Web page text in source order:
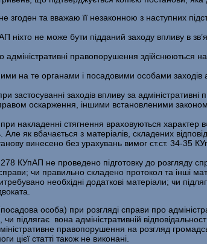
згоден та вважаю її незаконною з наступних
ніхто не може бути підданий заходу впливу в
правопорушення здійснюються
на те органами і посадовими особами заходів
застосуванні заходів впливу за
оскарження, іншими встановленими
накладенні стягнення враховуються
Але як вбачається з матеріалів, складених
винесено без урахувань вимог ст.ст. 34-35
КУпАП не проведено підготовку до розгляду
чи правильно складено протокол та інші
необхідні додаткові матеріали; чи
особа) при розгляді справи про
підлягає вона адміністративній
правопорушення на розгляд
цієї статті також не виконані.